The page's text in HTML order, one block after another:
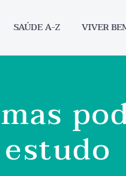
SAÚDE A-Z VIVER